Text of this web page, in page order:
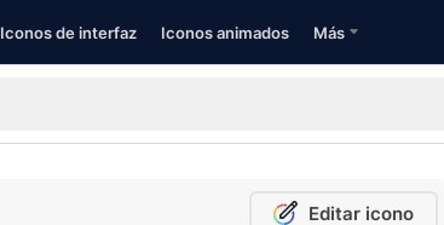
Iconos de interfaz Iconos animados Más
Editar icono